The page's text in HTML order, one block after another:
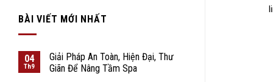
BÀI VIẾT MỚI NHẤT
04
Th9
Giải Pháp An Toàn, Hiện Đại, Thư
Giãn Để Nâng Tầm Spa